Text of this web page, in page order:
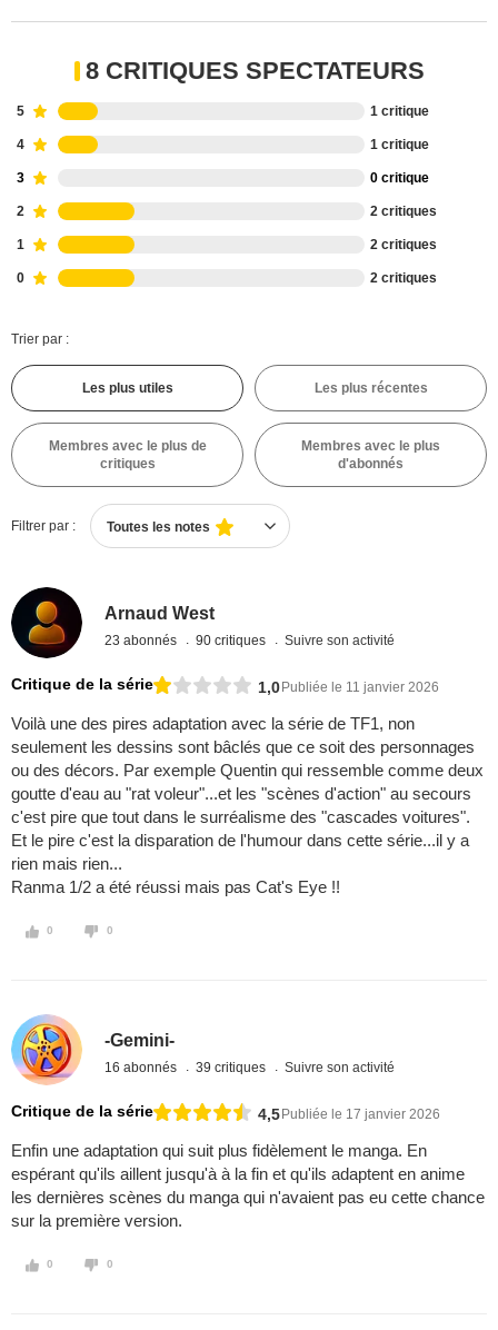
8 CRITIQUES SPECTATEURS
5 1 critique
4 1 critique
3 0 critique
2 2 critiques
1 2 critiques
0 2 critiques
Trier par :
Les plus utiles Les plus récentes
Membres avec le plus de
critiques
Membres avec le plus
d'abonnés
Filtrer par : Toutes les notes
Arnaud West
23 abonnés 90 critiques Suivre son activité
Critique de la série 1,0Publiée le 11 janvier 2026
Voilà une des pires adaptation avec la série de TF1, non
seulement les dessins sont bâclés que ce soit des personnages
ou des décors. Par exemple Quentin qui ressemble comme deux
goutte d'eau au "rat voleur"...et les "scènes d'action" au secours
c'est pire que tout dans le surréalisme des "cascades voitures".
Et le pire c'est la disparation de l'humour dans cette série...il y a
rien mais rien...
Ranma 1/2 a été réussi mais pas Cat's Eye !!
0 0
-Gemini-
16 abonnés 39 critiques Suivre son activité
Critique de la série 4,5Publiée le 17 janvier 2026
Enfin une adaptation qui suit plus fidèlement le manga. En
espérant qu'ils aillent jusqu'à à la fin et qu'ils adaptent en anime
les dernières scènes du manga qui n'avaient pas eu cette chance
sur la première version.
0 0